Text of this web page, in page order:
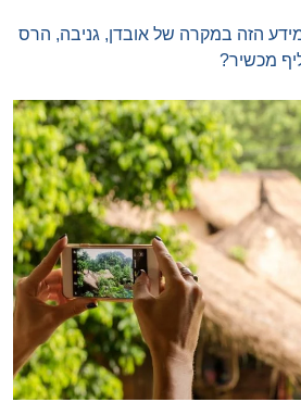
הזה במקרה של אובדן, גניבה, הרס
מכשיר?